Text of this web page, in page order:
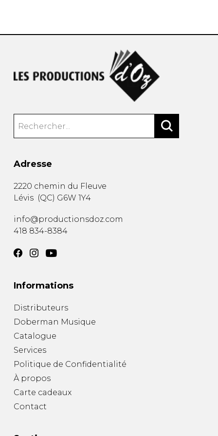
Adresse
2220 chemin du Fleuve
Lévis (QC) G6W 1Y4
info@productionsdoz.com
418 834-8384
Informations
Distributeurs
Doberman Musique
Catalogue
Services
Politique de Confidentialité
À propos
Carte cadeaux
Contact